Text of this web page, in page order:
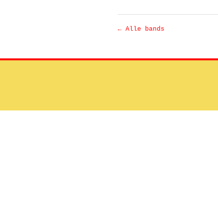
← Alle bands